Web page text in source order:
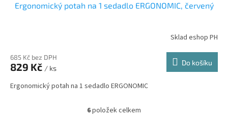
Ergonomický potah na 1 sedadlo ERGONOMIC, červený
Sklad eshop PH
685 Kč bez DPH
829 Kč / ks
Do košíku
Ergonomický potah na 1 sedadlo ERGONOMIC
O
6položek celkem